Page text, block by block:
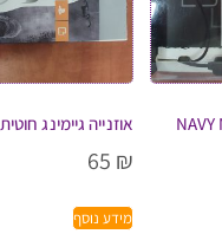
אוזנייה גיימינג חוטית GM041
65 ₪
מידע נוסף